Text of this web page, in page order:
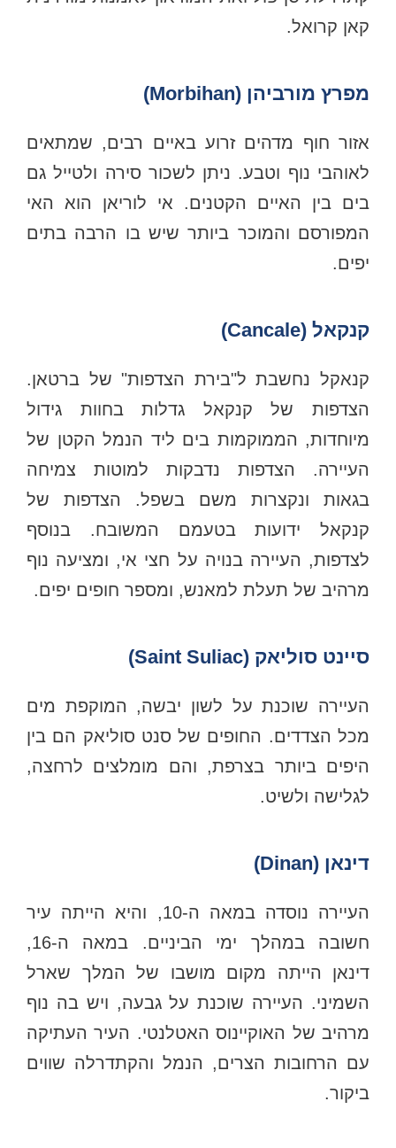
קאן קרואל.
מפרץ מורביהן (Morbihan)
אזור חוף מדהים זרוע באיים רבים, שמתאים
לאוהבי נוף וטבע. ניתן לשכור סירה ולטייל גם
בים בין האיים הקטנים. אי לוריאן הוא האי
המפורסם והמוכר ביותר שיש בו הרבה בתים
יפים.
קנקאל (Cancale)
קנאקל נחשבת ל"בירת הצדפות" של ברטאן.
הצדפות של קנקאל גדלות בחוות גידול
מיוחדות, הממוקמות בים ליד הנמל הקטן של
העיירה. הצדפות נדבקות למוטות צמיחה
בגאות ונקצרות משם בשפל. הצדפות של
קנקאל ידועות בטעמם המשובח. בנוסף
לצדפות, העיירה בנויה על חצי אי, ומציעה נוף
מרהיב של תעלת למאנש, ומספר חופים יפים.
סיינט סוליאק (Saint Suliac)
העיירה שוכנת על לשון יבשה, המוקפת מים
מכל הצדדים. החופים של סנט סוליאק הם בין
היפים ביותר בצרפת, והם מומלצים לרחצה,
לגלישה ולשיט.
דינאן (Dinan)
העיירה נוסדה במאה ה-10, והיא הייתה עיר
חשובה במהלך ימי הביניים. במאה ה-16,
דינאן הייתה מקום מושבו של המלך שארל
השמיני. העיירה שוכנת על גבעה, ויש בה נוף
מרהיב של האוקיינוס האטלנטי. העיר העתיקה
עם הרחובות הצרים, הנמל והקתדרלה שווים
ביקור.